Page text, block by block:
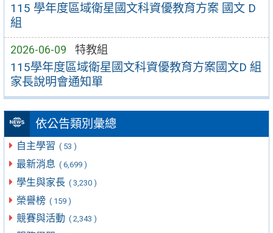
115 學年度區域衛星國文科資優教育方案 國文 D
組
2026-06-09 特教組
115學年度區域衛星國文科資優教育方案國文D 組
家長說明會通知單
依公告類別彙總
自主學習 ( 53 )
最新消息 ( 6,699 )
學生與家長 ( 3,230 )
榮譽榜 ( 159 )
競賽與活動 ( 2,343 )